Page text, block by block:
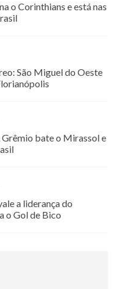
o Corinthians e está nas
São Miguel do Oeste
bate o Mirassol e
a liderança do
o Gol de Bico